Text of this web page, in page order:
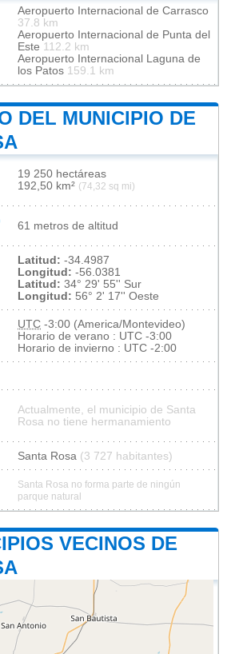
Aeropuerto Internacional de Carrasco
37.8 km
Aeropuerto Internacional de Punta del
Este 112.2 km
Aeropuerto Internacional Laguna de
los Patos 159.1 km
DEL MUNICIPIO DE
19 250 hectáreas
192,50 km² (74,32 sq mi)
61 metros de altitud
Latitud: -34.4987
Longitud: -56.0381
Latitud: 34° 29' 55'' Sur
Longitud: 56° 2' 17'' Oeste
UTC -3:00 (America/Montevideo)
Horario de verano : UTC -3:00
Horario de invierno : UTC -2:00
Actualmente, el municipio de Santa
Rosa no tiene hermanamiento
Santa Rosa (3 727 habitantes)
Santa Rosa no forma parte de ningún
parque natural
VECINOS DE